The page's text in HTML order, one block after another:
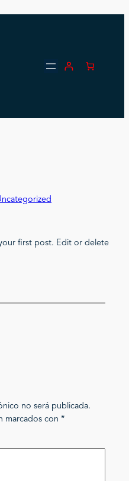
first post. Edit or delete
no será publicada.
marcados con *